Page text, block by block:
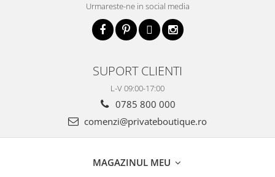
Urmareste-ne in social media
SUPORT CLIENTI
L-V 09:00-17:00
0785 800 000
comenzi@privateboutique.ro
MAGAZINUL MEU